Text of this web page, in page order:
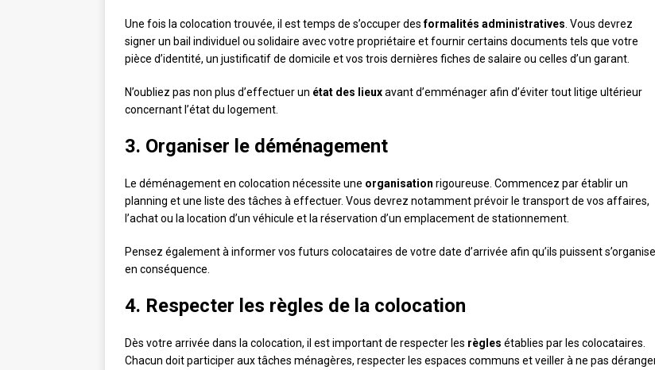
Une fois la colocation trouvée, il est temps de s’occuper desformalités administratives . Vous devrez
signer un bail individuel ou solidaire avec votre propriétaire et fournir certains documents tels que votre
pièce d’identité, un justificatif de domicile et vos trois dernières fiches de salaire ou celles d’un garant.
N’oubliez pas non plus d’effectuer un état des lieuxavant d’emménager afin d’éviter tout litige ultérieur
concernant l’état du logement.
3. Organiser le déménagement
Le déménagement en colocation nécessite une organisation rigoureuse. Commencez par établir un
planning et une liste des tâches à effectuer. Vous devrez notamment prévoir le transport de vos affaires,
l’achat ou la location d’un véhicule et la réservation d’un emplacement de stationnement.
Pensez également à informer vos futurs colocataires de votre date d’arrivée afin qu’ils puissent
en conséquence.
4. Respecter les règles de la colocation
Dès votre arrivée dans la colocation, il est important de respecter les règles établies par les colocataires.
Chacun doit participer aux tâches ménagères, respecter les espaces communs et veiller à ne pas